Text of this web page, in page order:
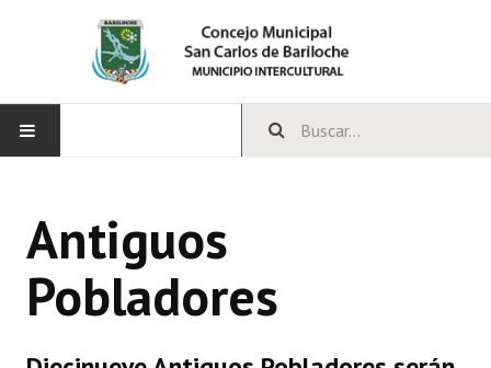
CONCEJO
Bloques Políticos
Antiguos
Pobladores